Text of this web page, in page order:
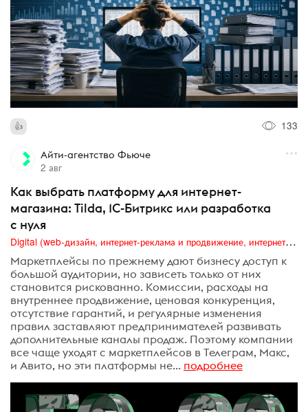
133
Айти-агентство Фьюче
2 авг
Как выбрать платформу для интернет-
магазина: Tilda, 1С-Битрикс или разработка
с нуля
Digital (web-дизайн, интернет-реклама и продвижение, интернет-сообщества и блоги, интернет-коммуникации, мобильный маркетинг, реклама на цифровых экранах)
Маркетплейсы по прежнему дают бизнесу доступ к
большой аудитории, но зависеть только от них
становится рискованно. Комиссии, расходы на
внутреннее продвижение, ценовая конкуренция,
отсутствие гарантий, и регулярные изменения
правил заставляют предпринимателей развивать
дополнительные каналы продаж. Поэтому компании
все чаще уходят с маркетплейсов в Телеграм, Макс,
и Авито, но эти платформы не... подробнее